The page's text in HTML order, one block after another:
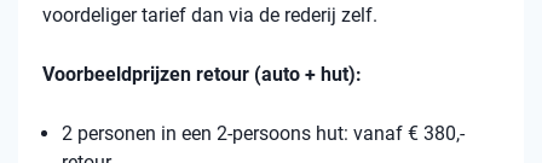
voordeliger tarief dan via de rederij zelf.
Voorbeeldprijzen retour (auto + hut):
2 personen in een 2-persoons hut: vanaf € 380,-